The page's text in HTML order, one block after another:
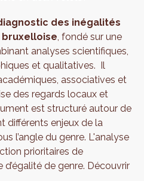
des inégalités
bruxelloise , fondé sur une
analyses scientifiques,
et qualitatives. Il
associatives et
des regards locaux et
est structuré autour de
différents enjeux de la
l’angle du genre. L'analyse
prioritaires de
de genre. Découvrir